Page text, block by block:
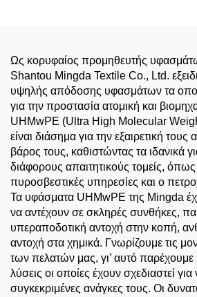
Ως κορυφαίος προμηθευτής
Shantou Mingda Textile Co., Ltd.
υψηλής απόδοσης υφασμάτων τα
για την προστασία ατομική και
UHMwPE (Ultra High Molecular
είναι διάσημα για την εξαιρετική
βάρος τους, καθιστώντας τα ιδανικά
διάφορους απαιτητικούς τομείς, όπως
πυροσβεστικές υπηρεσίες και ο
Τα υφάσματα UHMwPE της Mingda
να αντέχουν σε σκληρές συνθήκες,
υπεραποδοτική αντοχή στην κοπή,
αντοχή στα χημικά. Γνωρίζουμε τις
των πελατών μας, γι’ αυτό
λύσεις οι οποίες έχουν σχεδιαστεί
συγκεκριμένες ανάγκες τους. Οι